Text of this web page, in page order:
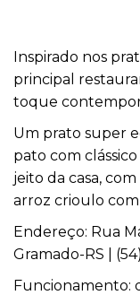
Inspirado nos
principal
toque
Um prato super
pato com
jeito da casa,
arroz crioulo
Endereço: Rua
Gramado-RS |
Funcionamento: